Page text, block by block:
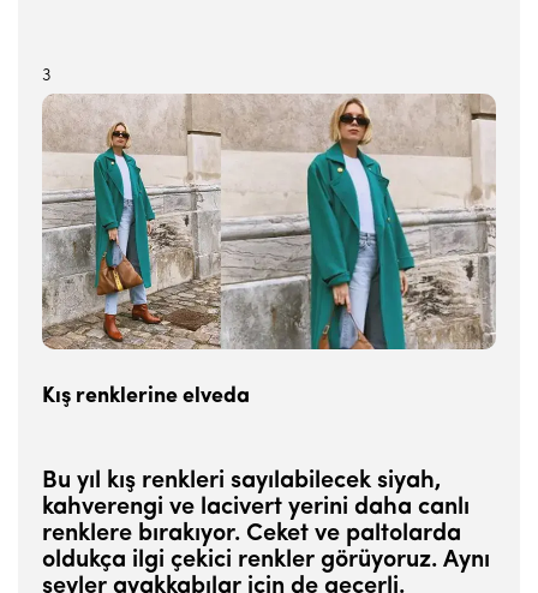
3
Kış renklerine elveda
Bu yıl kış renkleri sayılabilecek siyah,
kahverengi ve lacivert yerini daha canlı
renklere bırakıyor. Ceket ve paltolarda
oldukça ilgi çekici renkler görüyoruz. Aynı
şeyler ayakkabılar için de geçerli.